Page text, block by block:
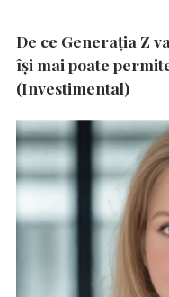
De ce Generația Z
își mai poate
(Investimental)